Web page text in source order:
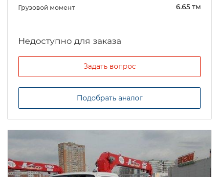
Грузовой момент 6.65 тм
Задать вопрос
Подобрать аналог